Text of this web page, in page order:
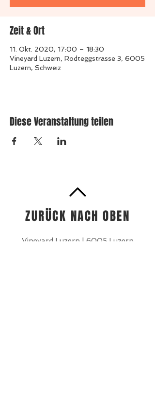
Zeit & Ort
11. Okt. 2020, 17:00 – 18:30
Vineyard Luzern, Rodteggstrasse 3, 6005
Luzern, Schweiz
Diese Veranstaltung teilen
ZURÜCK NACH OBEN
Vineyard Luzern | 6005 Luzern